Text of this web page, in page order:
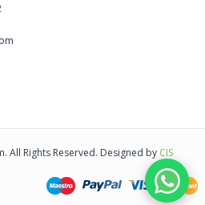
All Rights Reserved. Designed by CIS